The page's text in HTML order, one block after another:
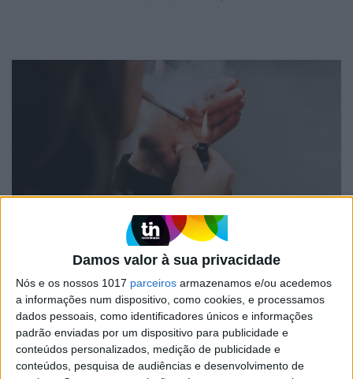
Damos valor à sua privacidade
Nós e os nossos 1017 parceiros armazenamos e/ou acedemos
a informações num dispositivo, como cookies, e processamos
dados pessoais, como identificadores únicos e informações
padrão enviadas por um dispositivo para publicidade e
conteúdos personalizados, medição de publicidade e
conteúdos, pesquisa de audiências e desenvolvimento de
Fumar está fora de moda!
Lembra-se quando fumar era visto como algo glamoroso e
sofisticado? Pois é, isso ficou bem lá atrás no passado, no tempo
dos nossos avós.
Cristiana Machado
Afinal, porque não deixo de fumar?